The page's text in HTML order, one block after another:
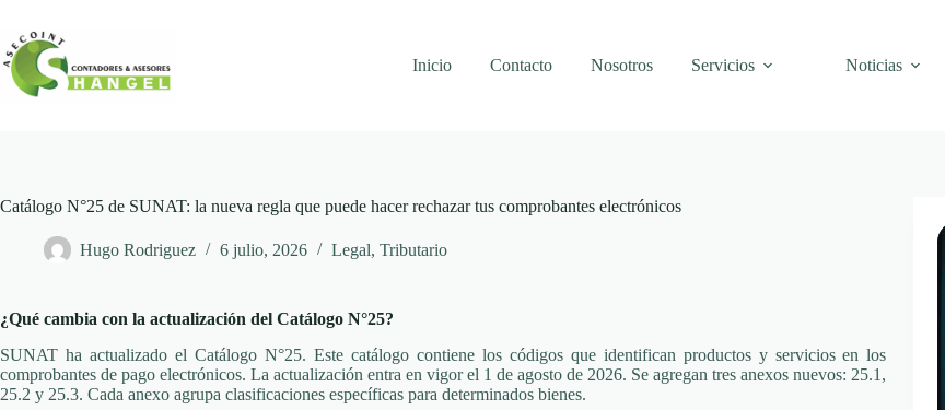
content
Inicio
Contacto Nosotros Servicios Noticias
Catálogo N°25 de SUNAT: la nueva regla que puede hacer rechazar tus comprobantes electrónicos
Hugo Rodriguez 6 julio, 2026 Legal, Tributario
¿Qué cambia con la actualización del Catálogo N°25?
SUNAT ha actualizado el Catálogo N°25. Este catálogo contiene los códigos que identifican productos y servicios en los
comprobantes de pago electrónicos. La actualización entra en vigor el 1 de agosto de 2026. Se agregan tres anexos nuevos: 25.1,
25.2 y 25.3. Cada anexo agrupa clasificaciones específicas para determinados bienes.